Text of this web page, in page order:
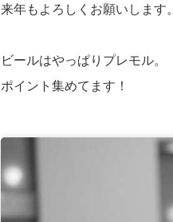
来年もよろしくお願いします。
ビールはやっぱりプレモル。
ポイント集めてます！